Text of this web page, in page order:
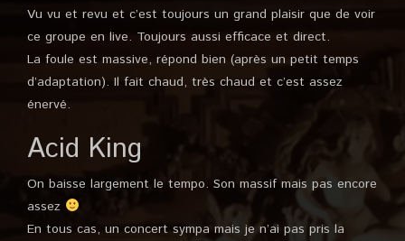
Vu vu et revu et c’est toujours un grand plaisir que de voir
ce groupe en live. Toujours aussi efficace et direct.
La foule est massive, répond bien (après un petit temps
d’adaptation). Il fait chaud, très chaud et c’est assez
énervé.
Acid King
On baisse largement le tempo. Son massif mais pas encore
assez
En tous cas, un concert sympa mais je n’ai pas pris la